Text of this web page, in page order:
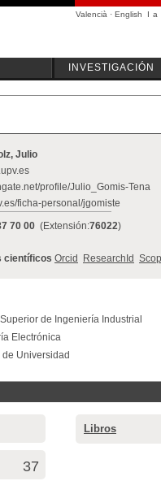
Valencià · English I a
INVESTIGACIÓN
Julio
profile/Julio_Gomis-Tena
ficha-personal/jgomiste
70 00 (Extensión:76022)
científicos Orcid ResearchId
de Ingeniería Industrial
Electrónica
de Universidad
Libros
37